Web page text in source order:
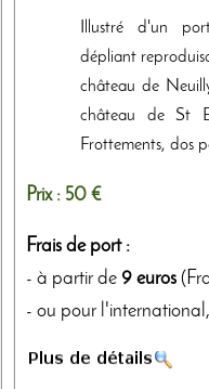
Illustré d'un
dépliant
château de
château de St
Frottements, dos
Prix : 50 €
Frais de port :
- à partir de 9 euros
- ou pour